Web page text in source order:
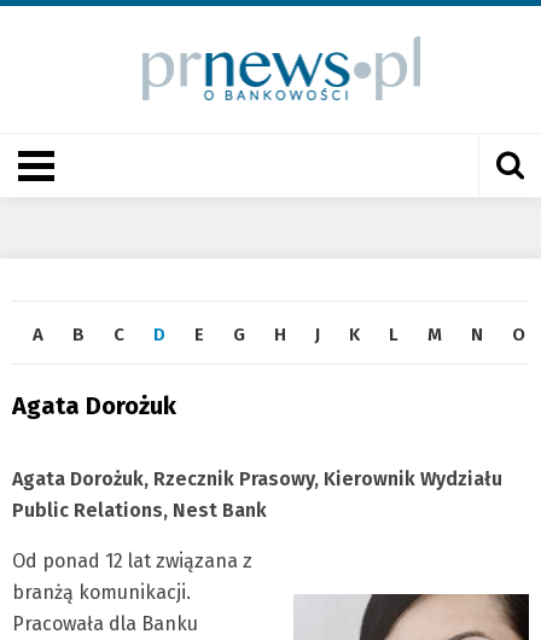
A B C D E G H J K L M N O
Agata Dorożuk
Agata Dorożuk, Rzecznik Prasowy, Kierownik Wydziału
Public Relations, Nest Bank
Od ponad 12 lat związana z
branżą komunikacji.
Pracowała dla Banku